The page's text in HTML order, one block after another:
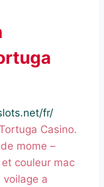
fr/
Casino.
mome –
couleur mac
a